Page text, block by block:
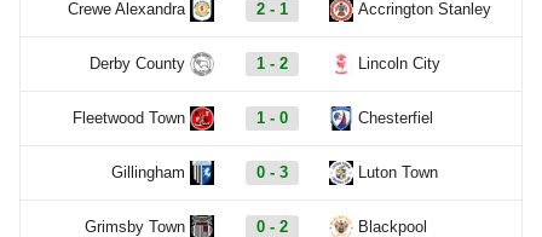
Crewe Alexandra 2 - 1 Accrington Stanley
Derby County 1 - 2 Lincoln City
Fleetwood Town 1 - 0 Chesterfiel
Gillingham 0 - 3 Luton Town
Grimsby Town 0 - 2 Blackpool